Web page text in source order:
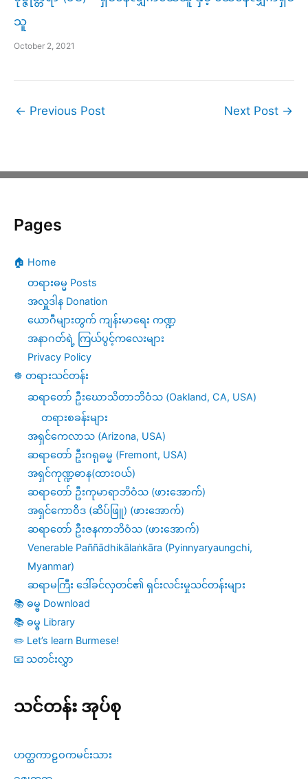
သူ
October 2, 2021
← Previous Post Next Post →
Pages
🏠 Home
တရားဓမ္မ Posts
အလှူဒါန Donation
ယောဂီများတွက် ကျန်းမာရေး ကဏ္ဍ
အနာဂတ်ရဲ့ ကြယ်ပွင့်ကလေးများ
Privacy Policy
☸️ တရားသင်တန်း
ဆရာတော် ဦးဃောသိတာဘိဝံသ (Oakland, CA, USA)
တရားစခန်းများ
အရှင်ကေလာသ (Arizona, USA)
ဆရာတော် ဦးဂရုဓမ္မ (Fremont, USA)
အရှင်ကုဏ္ဍဓာန(ထားဝယ်)
ဆရာတော် ဦးကုမာရာဘိဝံသ (ဖားအောက်)
အရှင်ကောဝိဒ (ဆိပ်ဖြူ) (ဖားအောက်)
ဆရာတော် ဦးဇနကာဘိဝံသ (ဖားအောက်)
Venerable Paññādhikālaṅkāra (Pyinnyaryaungchi,
Myanmar)
ဆရာမကြီး ဒေါ်ခင်လှတင်၏ ရှင်းလင်းမှုသင်တန်းများ
📚 ဓမ္ဓ Download
📚 ဓမ္ဓ Library
✏️ Let’s learn Burmese!
📧 သတင်းလွှာ
သင်တန်း အုပ်စု
ဟတ္ထကာဠဝကမင်းသား